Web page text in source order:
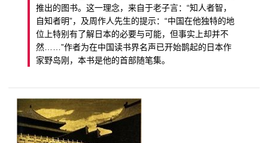
推出的图书。这一理念，来自于老子言：“知人者智，
自知者明”，及周作人先生的提示：“中国在他独特的地
位上特别有了解日本的必要与可能，但事实上却并不
然……”作者为在中国读书界名声已开始鹊起的日本作
家野岛刚，本书是他的首部随笔集。